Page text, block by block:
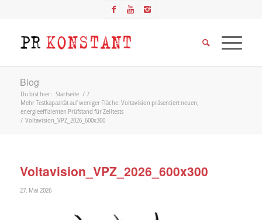
Blog
Du bist hier: Startseite / /
Mehr Testkapazität auf weniger Fläche: Voltavision präsentiert neuen,
energieeffizienten Prüfstand für Zelltests
/ Voltavision_VPZ_2026_600x300
Voltavision_VPZ_2026_600x300
27. Mai 2026